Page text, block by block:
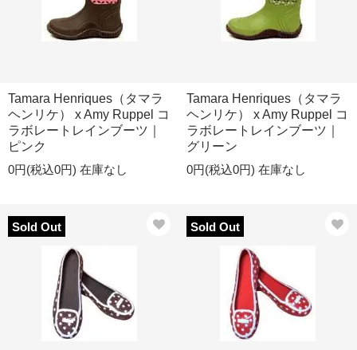
Tamara Henriques（タマラ
ヘンリケ） x Amy Ruppel コ
ラボレートレインブーツ｜
ピンク
0円(税込0円) 在庫なし
Tamara Henriques（タマラ
ヘンリケ） x Amy Ruppel コ
ラボレートレインブーツ｜
グリーン
0円(税込0円) 在庫なし
Sold Out Sold Out